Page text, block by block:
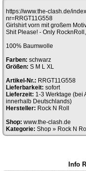
https://www.the-clash.de/
nr=RRGT11G558
Girlshirt vorn mit großem
Shit Please! - Only
100% Baumwolle
Farben: schwarz
Größen: S M L XL
Artikel-Nr.: RRGT11G558
Lieferbarkeit: sofort
Lieferzeit: 1-3 Werktage (bei
innerhalb Deutschlands)
Hersteller: Rock N Roll
Shop: www.the-clash.de
Kategorie: Shop » Rock N
Info